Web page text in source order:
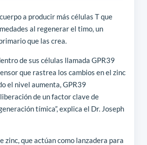
a producir más células T que
al regenerar el timo, un
que las crea.
de sus células llamada GPR39
que rastrea los cambios en el zinc
el nivel aumenta, GPR39
de un factor clave de
tímica”, explica el Dr. Joseph
zinc, que actúan como lanzadera para